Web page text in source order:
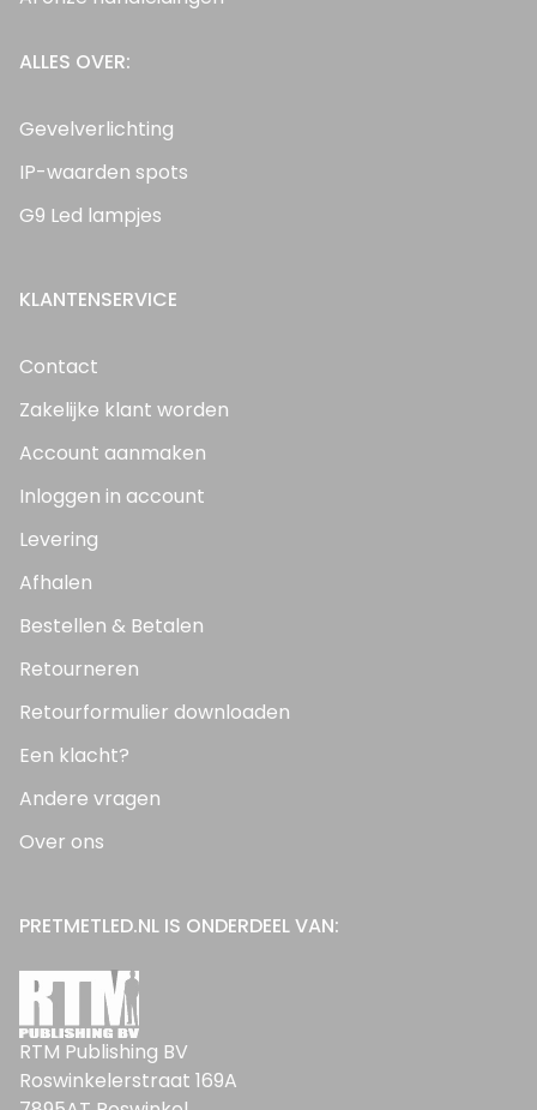
ALLES OVER:
Gevelverlichting
IP-waarden spots
G9 Led lampjes
KLANTENSERVICE
Contact
Zakelijke klant worden
Account aanmaken
Inloggen in account
Levering
Afhalen
Bestellen & Betalen
Retourneren
Retourformulier downloaden
Een klacht?
Andere vragen
Over ons
PRETMETLED.NL IS ONDERDEEL VAN:
RTM Publishing BV
Roswinkelerstraat 169A